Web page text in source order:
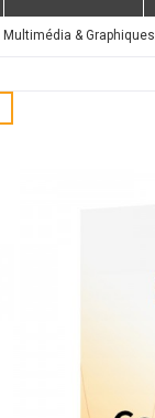
Multimédia & Graphiques